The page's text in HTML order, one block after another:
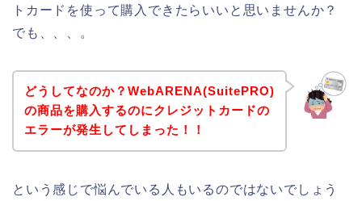
トカードを使って購入できたらいいと思いませんか？
でも、、、。
どうしてなのか？WebARENA(SuitePRO)
の商品を購入するのにクレジットカードの
エラーが発生してしまった！！
という感じで悩んでいる人もいるのではないでしょう